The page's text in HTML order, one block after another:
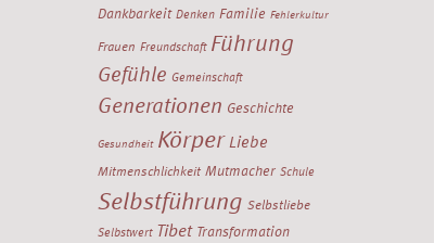
Dankbarkeit Denken Familie Fehlerkultur
Frauen Freundschaft Führung
Gefühle Gemeinschaft
Generationen Geschichte
Gesundheit KörperLiebe
Mitmenschlichkeit Mutmacher Schule
Selbstführung Selbstliebe
Selbstwert Tibet Transformation